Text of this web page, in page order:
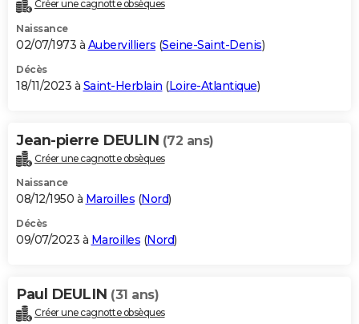
Créer une cagnotte obsèques
Naissance
02/07/1973 à Aubervilliers (Seine-Saint-Denis)
Décès
18/11/2023 à Saint-Herblain (Loire-Atlantique)
Jean-pierre DEULIN (72 ans)
Créer une cagnotte obsèques
Naissance
08/12/1950 à Maroilles (Nord)
Décès
09/07/2023 à Maroilles (Nord)
Paul DEULIN (31 ans)
Créer une cagnotte obsèques